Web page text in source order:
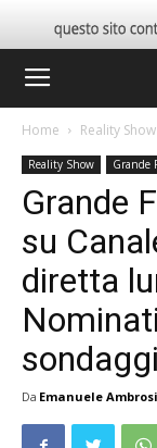
Home Reality Show
Reality Show Grande
Grande
su
diretta
sondaggi
Da Emanuele